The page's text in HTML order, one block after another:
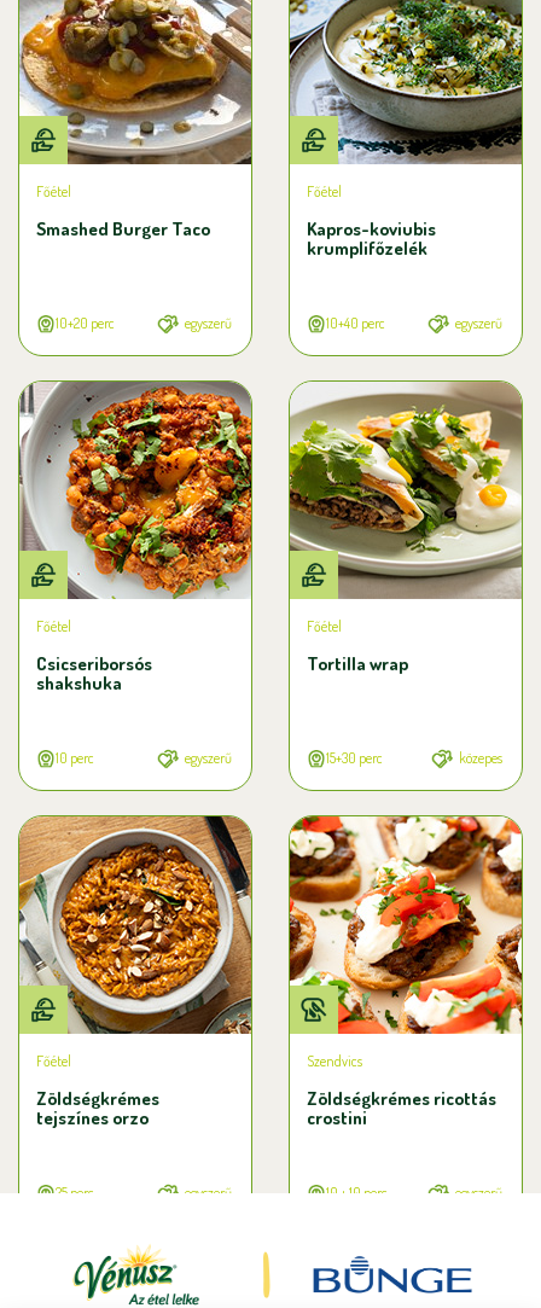
Főétel
Smashed Burger Taco
10+20 perc egyszerű
Főétel
Kapros-koviubis
krumplifőzelék
10+40 perc egyszerű
Főétel
Csicseriborsós
shakshuka
10 perc egyszerű
Főétel
Tortilla wrap
15+30 perc közepes
Főétel
Zöldségkrémes
tejszínes orzo
25 perc egyszerű
Szendvics
Zöldségkrémes ricottás
crostini
10 + 10 perc egyszerű